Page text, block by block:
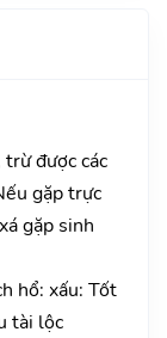
được các
gặp trực
gặp sinh
hổ: xấu: Tốt
tài lộc